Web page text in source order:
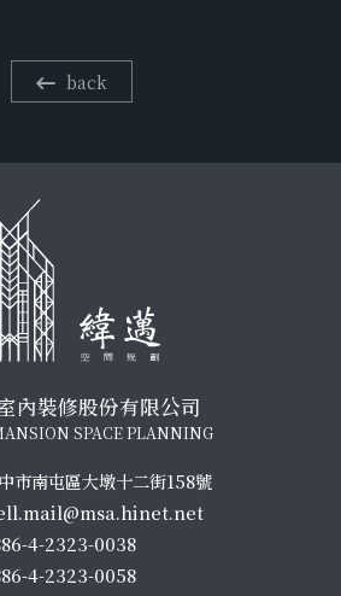
back
內裝修股份有限公司
SPACE PLANNING
市南屯區大墩十二街158號
4-2323-0038
4-2323-0058